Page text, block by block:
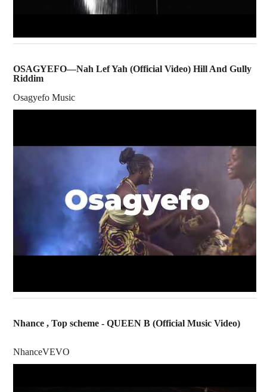
OSAGYEFO—Nah Lef Yah (Official Video) Hill And Gully
Riddim
Osagyefo Music
Nhance , Top scheme - QUEEN B (Official Music Video)
NhanceVEVO